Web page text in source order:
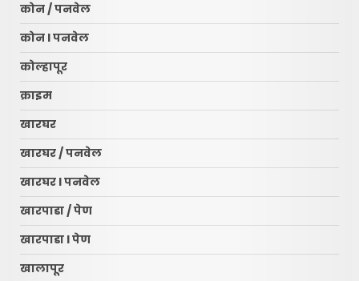
कोन / पनवेल
कोन l पनवेल
कोल्हापूर
क्राइम
खारघर
खारघर / पनवेल
खारघर l पनवेल
खारपाडा / पेण
खारपाडा l पेण
खालापूर